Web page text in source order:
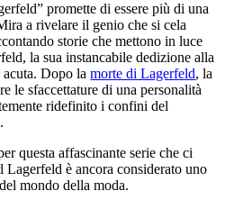
promette di essere più di una
a rivelare il genio che si cela
storie che mettono in luce
la sua instancabile dedizione alla
acuta. Dopo lamorte di Lagerfeld, la
le sfaccettature di una personalità
ridefinito i confini del
questa affascinante serie che ci
Lagerfeld è ancora considerato uno
mondo della moda.